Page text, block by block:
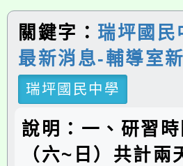
關鍵字： 瑞坪國民
最新消息-輔導室
瑞坪國民中學
說明：一、研習
（六~日）共計